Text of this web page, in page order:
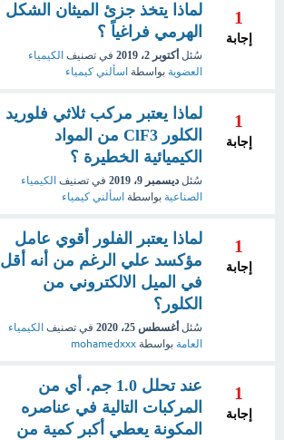
1
إجابة
لماذا يتخذ جزئ الميثان الشكل
الهرمي فراغياً ؟
سُئل أكتوبر 2، 2019 في تصنيف الكيمياء
العضوية بواسطة اسألني كيمياء
1
إجابة
لماذا يعتبر مركب ثلاثي فلوريد
الكلور ClF3 من المواد
الكيميائية الخطيرة ؟
سُئل ديسمبر 9، 2019 في تصنيف الكيمياء
الصناعية بواسطة اسألني كيمياء
1
إجابة
لماذا يعتبر الفلور أقوي عامل
مؤكسد علي الرغم من أنه أقل
في الميل الالكتروني من
الكلور؟
سُئل أغسطس 25، 2020 في تصنيف الكيمياء
العامة بواسطة mohamedxxx
1
إجابة
عند تحلل 1.0 جم. أي من
المركبات التالية في عناصره
المكونة يعطي أكبر كمية من